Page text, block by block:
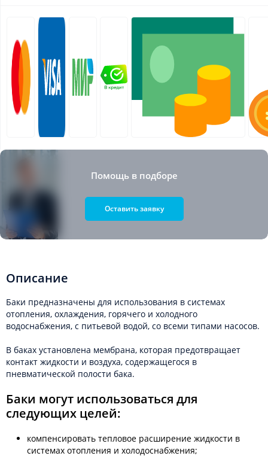
Помощь в подборе
Оставить заявку
Описание
Баки предназначены для использования в системах
отопления, охлаждения, горячего и холодного
водоснабжения, с питьевой водой, со всеми типами насосов.
В баках установлена мембрана, которая предотвращает
контакт жидкости и воздуха, содержащегося в
пневматической полости бака.
Баки могут использоваться для
следующих целей:
компенсировать тепловое расширение жидкости в
системах отопления и холодоснабжения;